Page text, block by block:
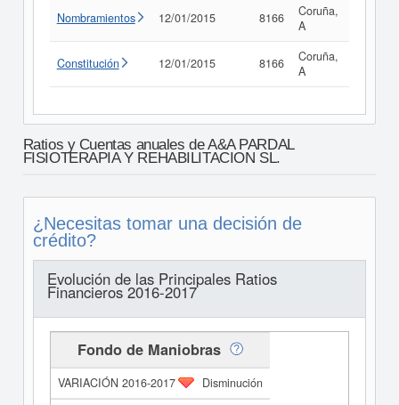
Nombramientos 12/01/2015 8166
Coruña,
A
Constitución 12/01/2015 8166
Coruña,
A
Ratios y Cuentas anuales de A&A PARDAL
FISIOTERAPIA Y REHABILITACION SL.
¿Necesitas tomar una decisión de
crédito?
Evolución de las Principales Ratios
Financieros 2016-2017
Fondo de Maniobras
Disminución